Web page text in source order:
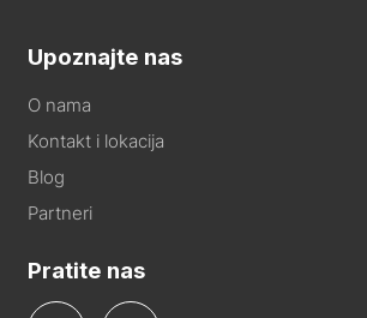
Upoznajte nas
O nama
Kontakt i lokacija
Blog
Partneri
Pratite nas